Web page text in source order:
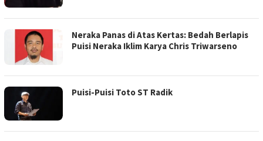
Neraka Panas di Atas Kertas: Bedah Berlapis
Puisi Neraka Iklim Karya Chris Triwarseno
Puisi-Puisi Toto ST Radik